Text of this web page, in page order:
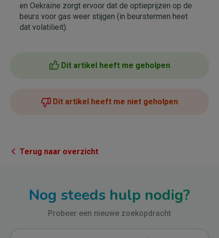
en Oekraïne zorgt ervoor dat de optieprijzen op de
beurs voor gas weer stijgen (in beurstermen heet
dat volatilieit).
Dit artikel heeft me geholpen
Dit artikel heeft me niet geholpen
Terug naar overzicht
Nog steeds hulp nodig?
Probeer een nieuwe zoekopdracht